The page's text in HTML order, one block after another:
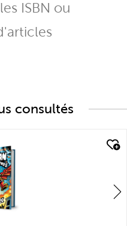
ISBN ou
consultés